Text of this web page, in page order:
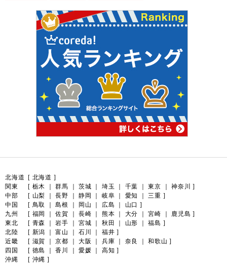
北海道 [ 北海道 ]
関東
[ 栃木 ｜群馬 茨城 埼玉 千葉 ｜東京 神奈川
]
中部
[ 山梨 ｜長野 静岡 岐阜 愛知 ｜三重 ]
中国
[ 鳥取 ｜島根 岡山 広島 山口 ]
九州
[ 福岡 ｜佐賀 長崎 熊本 大分 ｜宮崎 鹿児島 ]
東北
[ 青森 ｜岩手 宮城 秋田 山形 ｜福島 ]
北陸
[ 新潟 ｜富山 石川 福井 ]
近畿
[ 滋賀 ｜京都 大阪 兵庫 奈良 ｜和歌山 ]
四国
[ 徳島 ｜香川 愛媛 高知 ]
沖縄
[ 沖縄 ]